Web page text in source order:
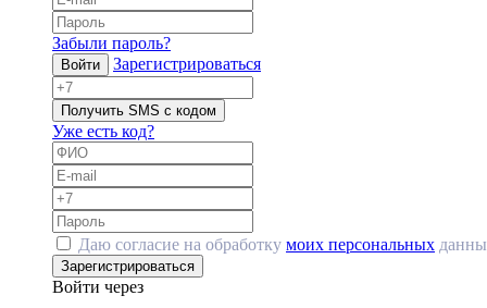
Забыли пароль?
Войти Зарегистрироваться
Получить SMS с кодом
Уже есть код?
Даю согласие на обработку моих персональных
Зарегистрироваться
Войти через